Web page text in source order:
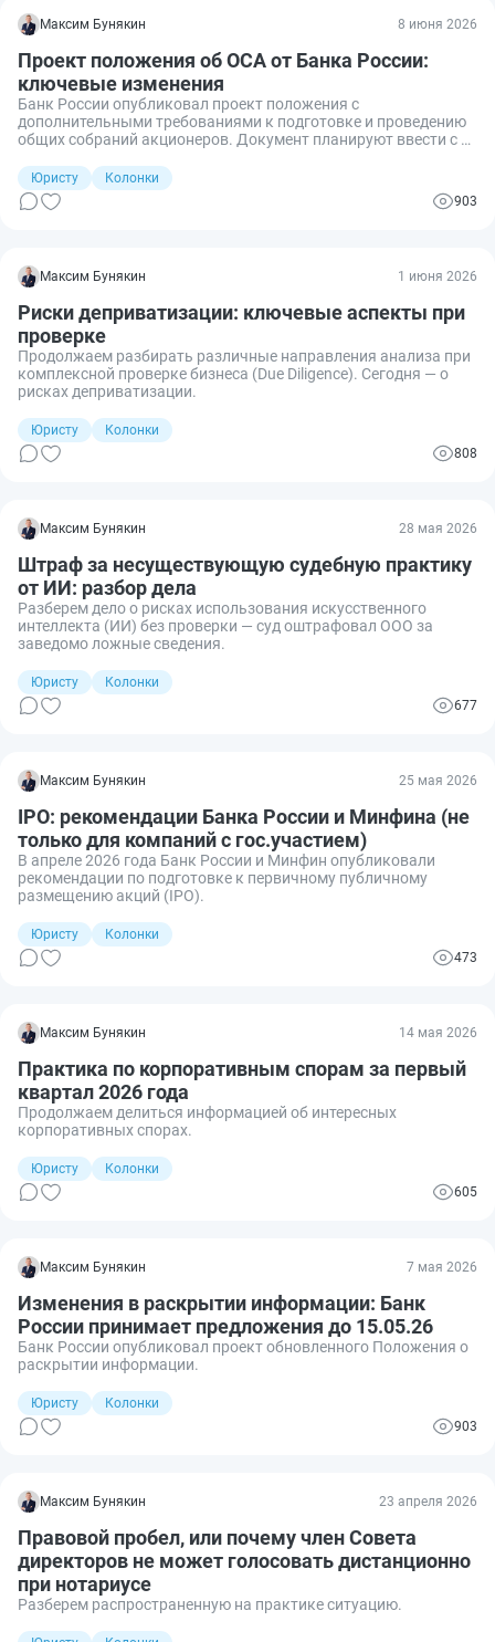
Максим Бунякин 8 июня 2026
Проект положения об ОСА от Банка России:
ключевые изменения
Банк России опубликовал проект положения с
дополнительными требованиями к подготовке и проведению
общих собраний акционеров. Документ планируют ввести с 1
Юристу
Колонки
903
Максим Бунякин 1 июня 2026
Риски деприватизации: ключевые аспекты при
проверке
Продолжаем разбирать различные направления анализа при
комплексной проверке бизнеса (Due Diligence). Сегодня — о
рисках деприватизации.
Юристу
Колонки
808
Максим Бунякин 28 мая 2026
Штраф за несуществующую судебную практику
от ИИ: разбор дела
Разберем дело о рисках использования искусственного
интеллекта (ИИ) без проверки — суд оштрафовал ООО за
заведомо ложные сведения.
Юристу
Колонки
677
Максим Бунякин 25 мая 2026
IPO: рекомендации Банка России и Минфина (не
только для компаний с гос.участием)
В апреле 2026 года Банк России и Минфин опубликовали
рекомендации по подготовке к первичному публичному
размещению акций (IPO).
Юристу
Колонки
473
Максим Бунякин 14 мая 2026
Практика по корпоративным спорам за первый
квартал 2026 года
Продолжаем делиться информацией об интересных
корпоративных спорах.
Юристу
Колонки
605
Максим Бунякин 7 мая 2026
Изменения в раскрытии информации: Банк
России принимает предложения до 15.05.26
Банк России опубликовал проект обновленного Положения о
раскрытии информации.
Юристу
Колонки
903
Максим Бунякин 23 апреля 2026
Правовой пробел, или почему член Совета
директоров не может голосовать дистанционно
при нотариусе
Разберем распространенную на практике ситуацию.